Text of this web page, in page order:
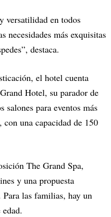
versatilidad en todos
necesidades más exquisitas
destaca.
el hotel cuenta
Hotel, su parador de
salones para eventos más
una capacidad de 150
The Grand Spa,
y una propuesta
las familias, hay un